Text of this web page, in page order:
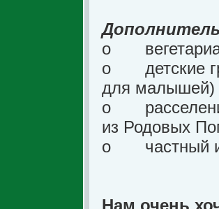
o
o
детские
для малышей)
o
из Родовых
o
частный
Нам очень